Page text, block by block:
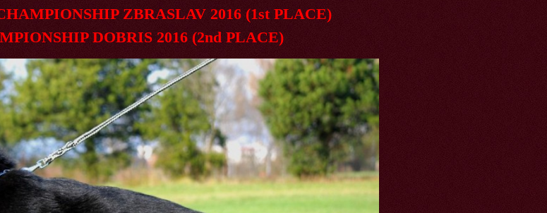
ZBRASLAV 2016 (1st PLACE)
DOBRIS 2016 (2nd PLACE)